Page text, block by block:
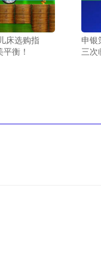
床选购指
衡！
申银
三次